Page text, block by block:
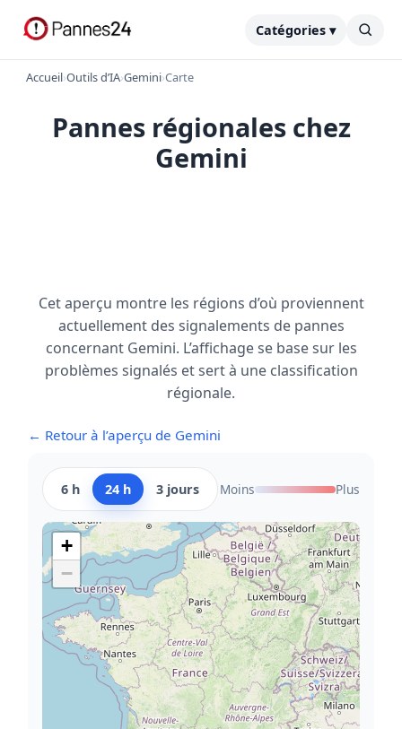
Catégories ▾
Accueil›Outils d’IA›Gemini›Carte
Pannes régionales chez
Gemini
Cet aperçu montre les régions d’où proviennent
actuellement des signalements de pannes
concernant Gemini. L’affichage se base sur les
problèmes signalés et sert à une classification
régionale.
← Retour à l’aperçu de Gemini
6 h 24 h 3 jours Moins Plus
+
−